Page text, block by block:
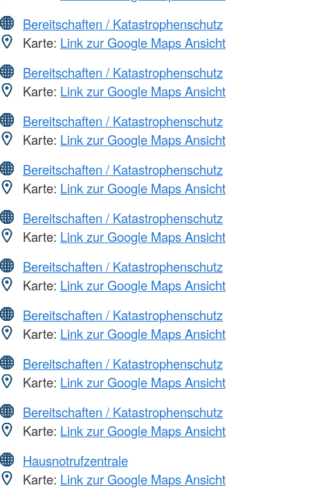
Bereitschaften / Katastrophenschutz
Karte: Link zur Google Maps Ansicht
Bereitschaften / Katastrophenschutz
Karte: Link zur Google Maps Ansicht
Bereitschaften / Katastrophenschutz
Karte: Link zur Google Maps Ansicht
Bereitschaften / Katastrophenschutz
Karte: Link zur Google Maps Ansicht
Bereitschaften / Katastrophenschutz
Karte: Link zur Google Maps Ansicht
Bereitschaften / Katastrophenschutz
Karte: Link zur Google Maps Ansicht
Bereitschaften / Katastrophenschutz
Karte: Link zur Google Maps Ansicht
Bereitschaften / Katastrophenschutz
Karte: Link zur Google Maps Ansicht
Bereitschaften / Katastrophenschutz
Karte: Link zur Google Maps Ansicht
Hausnotrufzentrale
Karte: Link zur Google Maps Ansicht